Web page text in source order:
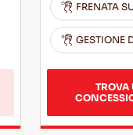
FRENATA
GESTIONE
TROVA